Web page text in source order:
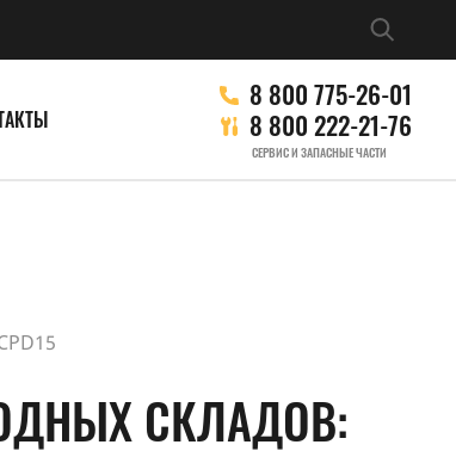
8 800 775-26-01
8 800 222-21-76
СЕРВИС И ЗАПАСНЫЕ ЧАСТИ
СКЛАДОВ: